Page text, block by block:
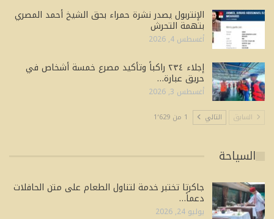
الإنتربول يصدر نشرة حمراء بحق الشيخ أحمد المصري
بتهمة التحرش
أغسطس 4, 2026
إجلاء ٢٣٤ راكباً وتأكيد مصرع خمسة أشخاص في
حريق عبارة…
أغسطس 3, 2026
السابق التالي 1 من 1٬629
السياحة
جاكرتا تختبر خدمة لتناول الطعام على متن الحافلات
دعماً…
يوليو 24, 2026